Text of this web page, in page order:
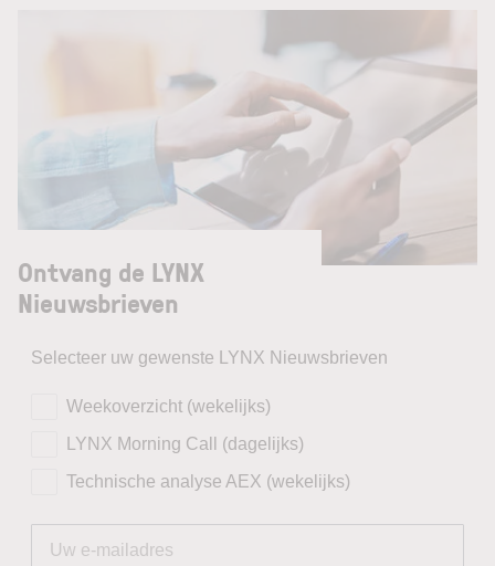
Ontvang de LYNX
Nieuwsbrieven
Selecteer uw gewenste LYNX Nieuwsbrieven
Weekoverzicht (wekelijks)
LYNX Morning Call (dagelijks)
Technische analyse AEX (wekelijks)